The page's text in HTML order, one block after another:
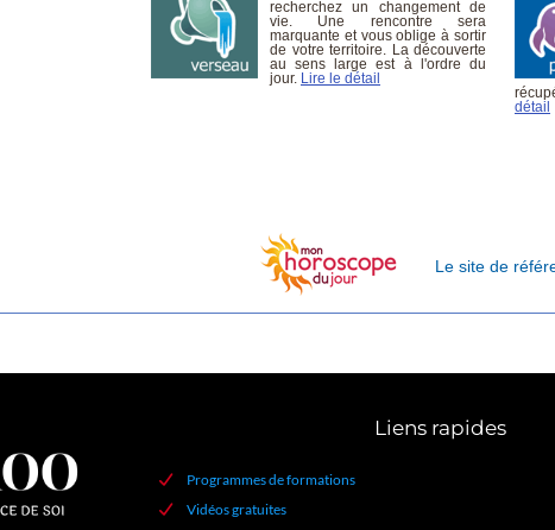
Le site de
Liens rapides
Programmes de formations
Vidéos gratuites